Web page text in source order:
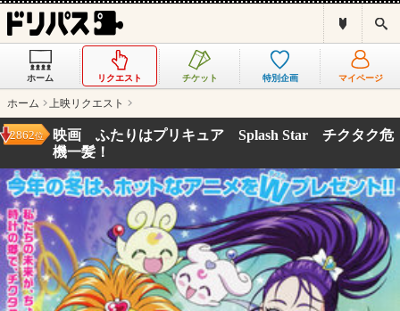
ス
ホーム リクエスト チケット 特別企画 マイページ
ホーム 上映リクエスト
映画 ふたりはプリキュア Splash Star チクタク危
機一髪！
2862位